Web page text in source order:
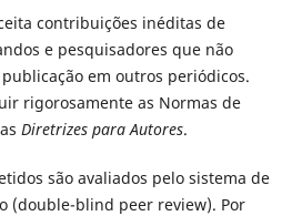
contribuições inéditas de
e pesquisadores que não
em outros periódicos.
rigorosamente as Normas de
Diretrizes para Autores.
são avaliados pelo sistema de
(double-blind peer review). Por